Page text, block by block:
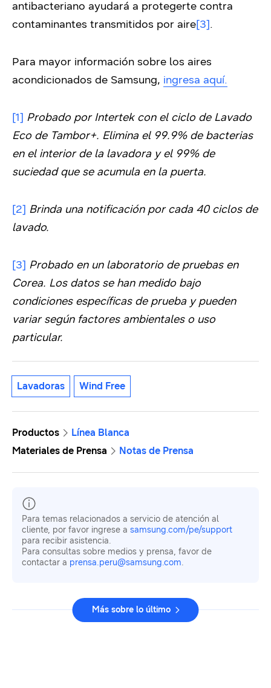
antibacteriano ayudará a protegerte contra
contaminantes transmitidos por aire[3].
Para mayor información sobre los aires
acondicionados de Samsung, ingresa aquí.
[1] Probado por Intertek con el ciclo de Lavado
Eco de Tambor+. Elimina el 99.9% de bacterias
en el interior de la lavadora y el 99% de
suciedad que se acumula en la puerta.
[2] Brinda una notificación por cada 40 ciclos de
lavado.
[3] Probado en un laboratorio de pruebas en
Corea. Los datos se han medido bajo
condiciones específicas de prueba y pueden
variar según factores ambientales o uso
particular.
Lavadoras Wind Free
Productos
Línea Blanca
Materiales de Prensa
Notas de Prensa
Para temas relacionados a servicio de atención al
cliente, por favor ingrese a samsung.com/pe/support
para recibir asistencia.
Para consultas sobre medios y prensa, favor de
contactar a prensa.peru@samsung.com.
Más sobre lo último